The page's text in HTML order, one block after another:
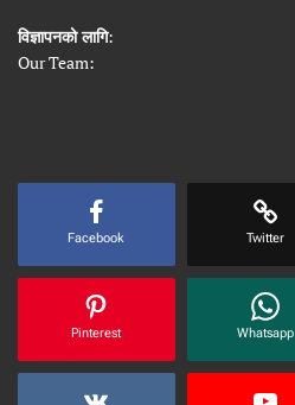
विज्ञापनको लागि:
Our Team:
Facebook Twitter
Pinterest Whatsapp